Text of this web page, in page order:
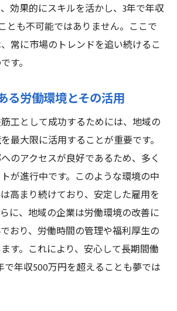
効果的にスキルを活かし、3年で年収
とも不可能ではありません。ここで
常に市場のトレンドを追い続けるこ
す。
る労働環境とその活用
工として成功するためには、地域の
最大限に活用することが重要です。
のアクセスが良好であるため、多く
が進行中です。このような環境の中
高まり続けており、安定した雇用を
に、地域の企業は労働環境の改善に
おり、労働時間の管理や福利厚生の
す。これにより、安心して長期間働
で年収500万円を超えることも夢では